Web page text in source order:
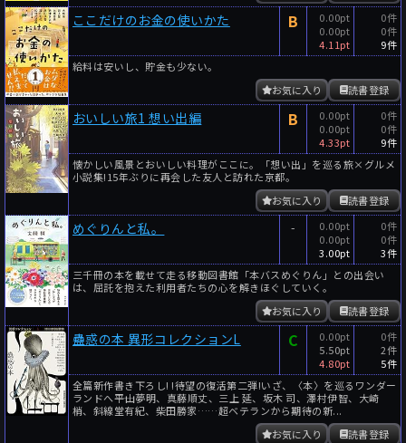
ここだけのお金の使いかた B
0.00pt
0.00pt
4.11pt
0件
0件
9件
給料は安いし、貯金も少ない。
読書登録
お気に入り
おいしい旅1 想い出編 B
0.00pt
0.00pt
4.33pt
0件
0件
9件
懐かしい風景とおいしい料理がここに。「想い出」を巡る旅×グルメ
小説集!15年ぶりに再会した友人と訪れた京都。
読書登録
お気に入り
めぐりんと私。 -
0.00pt
0.00pt
3.00pt
0件
0件
3件
三千冊の本を載せて走る移動図書館「本バスめぐりん」との出会い
は、屈託を抱えた利用者たちの心を解きほぐしていく。
読書登録
お気に入り
蠱惑の本 異形コレクションL C
0.00pt
5.50pt
4.80pt
0件
2件
5件
全篇新作書き下ろし! !待望の復活第二弾!いざ、〈本〉を巡るワンダー
ランドへ――平山夢明、真藤順丈、三上 延、坂木 司、澤村伊智、大崎
梢、斜線堂有紀、柴田勝家……超ベテランから期待の新...
読書登録
お気に入り